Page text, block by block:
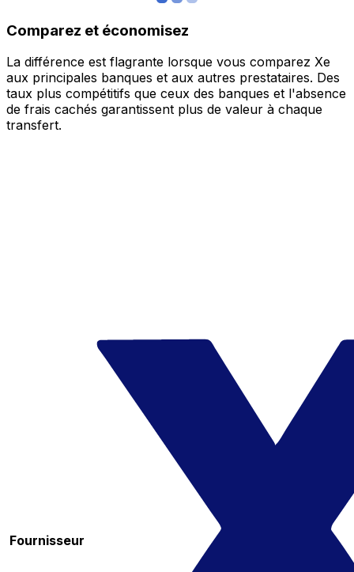
Comparez et économisez
La différence est flagrante lorsque vous comparez Xe
aux principales banques et aux autres prestataires. Des
taux plus compétitifs que ceux des banques et l'absence
de frais cachés garantissent plus de valeur à chaque
transfert.
Fournisseur